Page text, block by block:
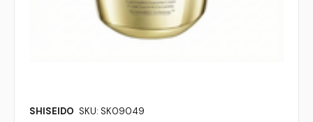
SHISEIDO SKU: SK09049